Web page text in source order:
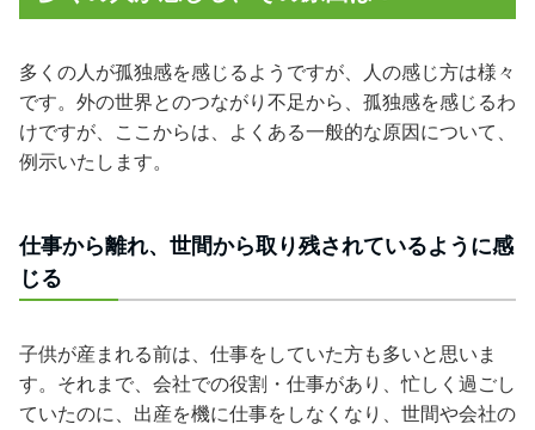
多くの人が孤独感を感じるようですが、人の感じ方は様々
です。外の世界とのつながり不足から、孤独感を感じるわ
けですが、ここからは、よくある一般的な原因について、
例示いたします。
仕事から離れ、世間から取り残されているように感
じる
子供が産まれる前は、仕事をしていた方も多いと思いま
す。それまで、会社での役割・仕事があり、忙しく過ごし
ていたのに、出産を機に仕事をしなくなり、世間や会社の